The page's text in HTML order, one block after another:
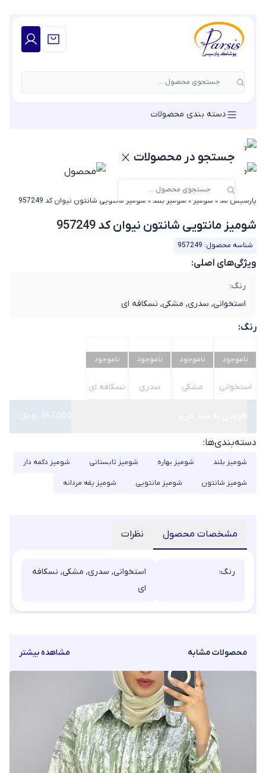
جستجوی محصول ...
جستجو در محصولات
دسته بندی محصولات
پارسیس مد»شومیز»شومیز بلند»شومیز مانتویی شانتون نیوان کد 957249
شومیز مانتویی شانتون نیوان کد 957249
شناسه محصول: 957249
ویژگی‌های اصلی:
رنگ:
استخوانی, سدری, مشکی, نسکافه ای
رنگ:
ناموجود
استخوانی
ناموجود
مشکی
ناموجود
سدری
ناموجود
نسکافه ای
567,000 تومانء
دسته‌بندی‌ها:
شومیز بلند شومیز بهاره شومیز تابستانی شومیز دکمه دار
شومیز شانتون شومیز مانتویی شومیز یقه مردانه
مشخصات محصول نظرات
رنگ:
استخوانی, سدری, مشکی, نسکافه
ای
محصولات مشابه مشاهده بیشتر